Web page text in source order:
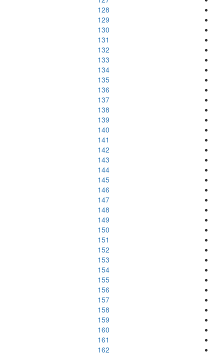
128
129
130
131
132
133
134
135
136
137
138
139
140
141
142
143
144
145
146
147
148
149
150
151
152
153
154
155
156
157
158
159
160
161
162